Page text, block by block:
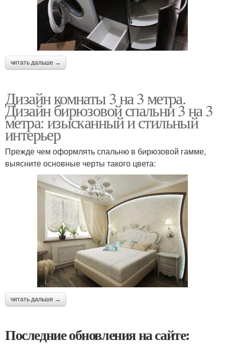
читать дальше →
Дизайн комнаты 3 на 3 метра.
Дизайн бирюзовой спальни 3 на 3
метра: изысканный и стильный
интерьер
Прежде чем оформлять спальню в бирюзовой гамме,
выясните основные черты такого цвета:
читать дальше →
Последние обновления на сайте: